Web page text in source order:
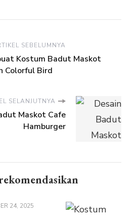
SEBELUMNYA
Kostum Badut Maskot
Colorful Bird
SELANJUTNYA
Maskot Cafe
Hamburger
24, 2025